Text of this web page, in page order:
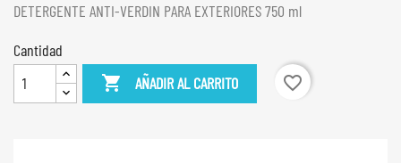
DETERGENTE ANTI-VERDIN PARA EXTERIORES 750 ml
Cantidad
 AÑADIR AL CARRITO favorite_border